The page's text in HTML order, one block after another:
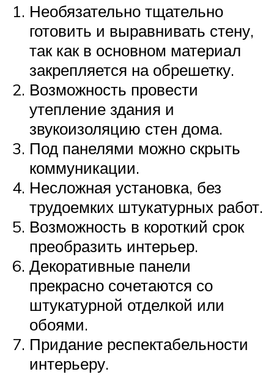
Необязательно тщательно
готовить и выравнивать стену,
так как в основном материал
закрепляется на обрешетку.
Возможность провести
утепление здания и
звукоизоляцию стен дома.
Под панелями можно скрыть
коммуникации.
Несложная установка, без
трудоемких штукатурных работ.
Возможность в короткий срок
преобразить интерьер.
Декоративные панели
прекрасно сочетаются со
штукатурной отделкой или
обоями.
Придание респектабельности
интерьеру.